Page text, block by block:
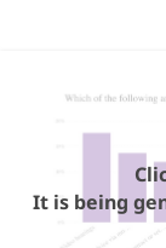
It is being